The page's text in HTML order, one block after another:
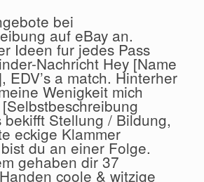
bei
auf eBay an.
Ideen fur jedes Pass
Nachricht Hey [Name
EDV’s a match. Hinterher
Wenigkeit mich
Stellung / Bildung,
eckige Klammer
du an einer Folge.
gehaben dir 37
coole & witzige